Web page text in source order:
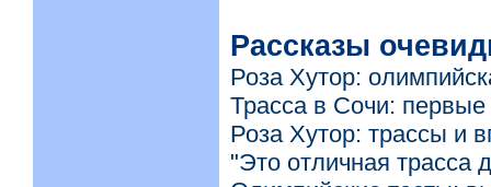
Рассказы
Роза Хутор:
Трасса в Сочи: первые
Роза Хутор: трассы и
"Это отличная трасса